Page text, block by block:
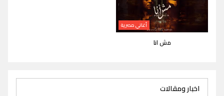
أغاني مصرية
مش انا
اخبار ومقالات